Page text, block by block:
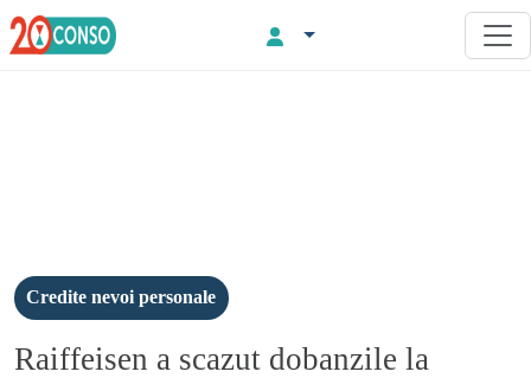
Credite nevoi personale
Raiffeisen a scazut dobanzile la